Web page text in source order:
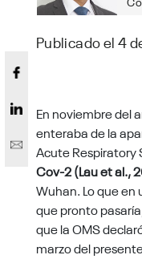
Publicado el 4
En noviembre del
enteraba de la
Acute Respiratory
Cov-2 (Lau et al.,
Wuhan. Lo que en
que pronto
que la OMS
marzo del